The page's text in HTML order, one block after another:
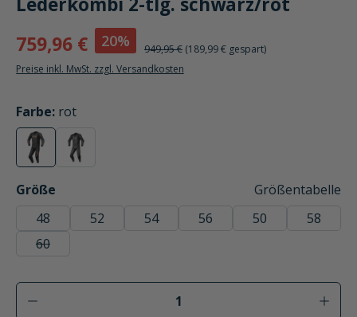
759,96 €
20% 949,95 € (189,99 € gespart)
Preise inkl. MwSt. zzgl. Versandkosten
Farbe
auswählen
: rot
rot
(Diese Option ist zurzeit nicht verfügbar.)
schwarz/schwarz
(Diese Option ist zurzeit nicht verfügbar.)
Größe
auswählen
Größentabelle
48
52 54 56 50
58
60(Diese Option ist zurzeit nicht verfügbar.)
Produkt Anzahl: Gib den gewünschten